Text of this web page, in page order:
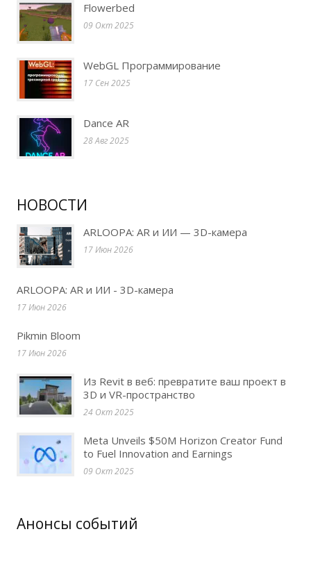
Flowerbed
09 Окт 2025
WebGL Программирование
17 Сен 2025
Dance AR
28 Авг 2025
НОВОСТИ
ARLOOPA: AR и ИИ — 3D-камера
17 Июн 2026
ARLOOPA: AR и ИИ - 3D-камера
17 Июн 2026
Pikmin Bloom
17 Июн 2026
Из Revit в веб: превратите ваш проект в
3D и VR-пространство
24 Окт 2025
Meta Unveils $50M Horizon Creator Fund
to Fuel Innovation and Earnings
09 Окт 2025
Анонсы событий